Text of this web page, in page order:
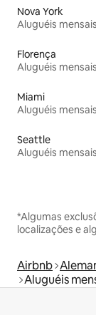
Nova York
Aluguéis mensais
Florença
Aluguéis mensais
Miami
Aluguéis mensais
Seattle
Aluguéis mensais
*Algumas
localizações e
Airbnb
Aluguéis